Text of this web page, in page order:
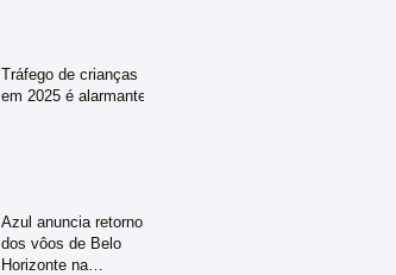
Tráfego de crianças
em 2025 é alarmante
Azul anuncia retorno
dos vôos de Belo
Horizonte na